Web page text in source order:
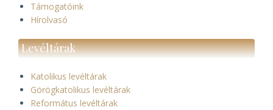
Támogatóink
Hírolvasó
Levéltárak
Katolikus levéltárak
Görögkatolikus levéltárak
Református levéltárak